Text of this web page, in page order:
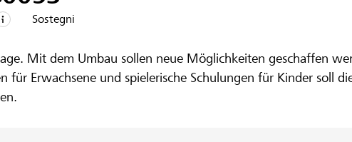
Mit dem Umbau sollen neue Möglichkeiten geschaffen
für Erwachsene und spielerische Schulungen für Kinder soll
Sostegni